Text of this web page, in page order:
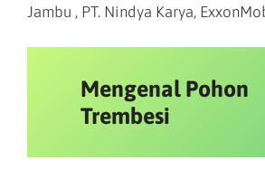
Jambu , PT. Nindya Karya,
Mengenal Pohon
Trembesi